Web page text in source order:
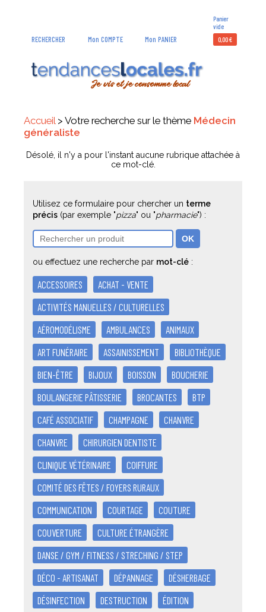
RECHERCHER Mon COMPTE Mon PANIER
Panier
vide
0,00€
Accueil> Votre recherche sur le thème Médecin
généraliste
Désolé, il n'y a pour l'instant aucune rubrique attachée à
ce mot-clé.
Utilisez ce formulaire pour chercher un terme
précis (par exemple "pizza" ou "pharmacie") :
ou effectuez une recherche par mot-clé :
ACCESSOIRES
ACHAT - VENTE
ACTIVITÉS MANUELLES / CULTURELLES
AÉROMODÉLISME
AMBULANCES
ANIMAUX
ART FUNÉRAIRE
ASSAINISSEMENT
BIBLIOTHÈQUE
BIEN-ÊTRE
BIJOUX BOISSON
BOUCHERIE
BOULANGERIE PÂTISSERIE
BROCANTES
BTP
CAFÉ ASSOCIATIF
CHAMPAGNE
CHANVRE
CHANVRE
CHIRURGIEN DENTISTE
CLINIQUE VÉTÉRINAIRE
COIFFURE
COMITÉ DES FÊTES / FOYERS RURAUX
COMMUNICATION
COURTAGE
COUTURE
COUVERTURE
CULTURE ÉTRANGÈRE
DANSE / GYM / FITNESS / STRECHING / STEP
DÉCO - ARTISANAT
DÉPANNAGE
DÉSHERBAGE
DÉSINFECTION
DESTRUCTION
ÉDITION